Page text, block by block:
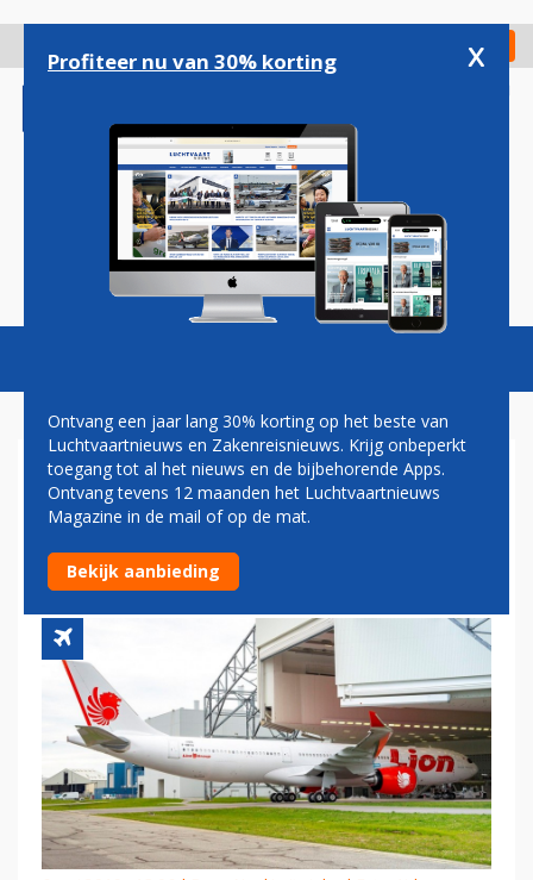
gaan
Check in
Magazine Podcasts Vacatures
AIRBUS HEEFT EERSTE
A330NEO VOOR LION AIR
KLAAR
Profiteer nu van 30% korting x
Ontvang een jaar lang 30% korting op het beste van
Luchtvaartnieuws en Zakenreisnieuws. Krijg onbeperkt
toegang tot al het nieuws en de bijbehorende Apps.
Ontvang tevens 12 maanden het Luchtvaartnieuws
Magazine in de mail of op de mat.
Bekijk aanbieding